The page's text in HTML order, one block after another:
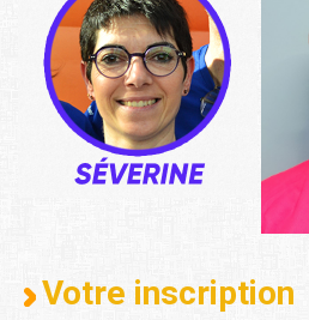
Votre inscription